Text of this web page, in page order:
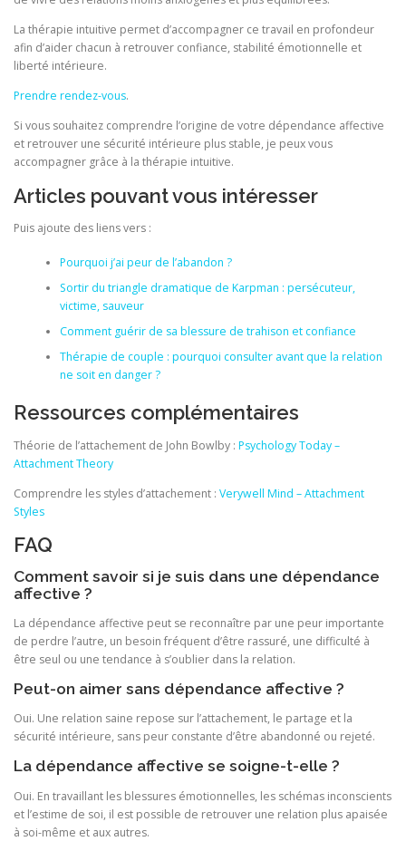
La thérapie intuitive permet d’accompagner ce travail en profondeur
afin d’aider chacun à retrouver confiance, stabilité émotionnelle et
liberté intérieure.
Prendre rendez-vous.
Si vous souhaitez comprendre l’origine de votre dépendance affective
et retrouver une sécurité intérieure plus stable, je peux vous
accompagner grâce à la thérapie intuitive.
Articles pouvant vous intéresser
Puis ajoute des liens vers :
Pourquoi j’ai peur de l’abandon ?
Sortir du triangle dramatique de Karpman : persécuteur,
victime, sauveur
Comment guérir de sa blessure de trahison et confiance
Thérapie de couple : pourquoi consulter avant que la relation
ne soit en danger ?
Ressources complémentaires
Théorie de l’attachement de John Bowlby : Psychology Today –
Attachment Theory
Comprendre les styles d’attachement : Verywell Mind – Attachment
Styles
FAQ
Comment savoir si je suis dans une dépendance
affective ?
La dépendance affective peut se reconnaître par une peur importante
de perdre l’autre, un besoin fréquent d’être rassuré, une difficulté à
être seul ou une tendance à s’oublier dans la relation.
Peut-on aimer sans dépendance affective ?
Oui. Une relation saine repose sur l’attachement, le partage et la
sécurité intérieure, sans peur constante d’être abandonné ou rejeté.
La dépendance affective se soigne-t-elle ?
Oui. En travaillant les blessures émotionnelles, les schémas inconscients
et l’estime de soi, il est possible de retrouver une relation plus apaisée
à soi-même et aux autres.